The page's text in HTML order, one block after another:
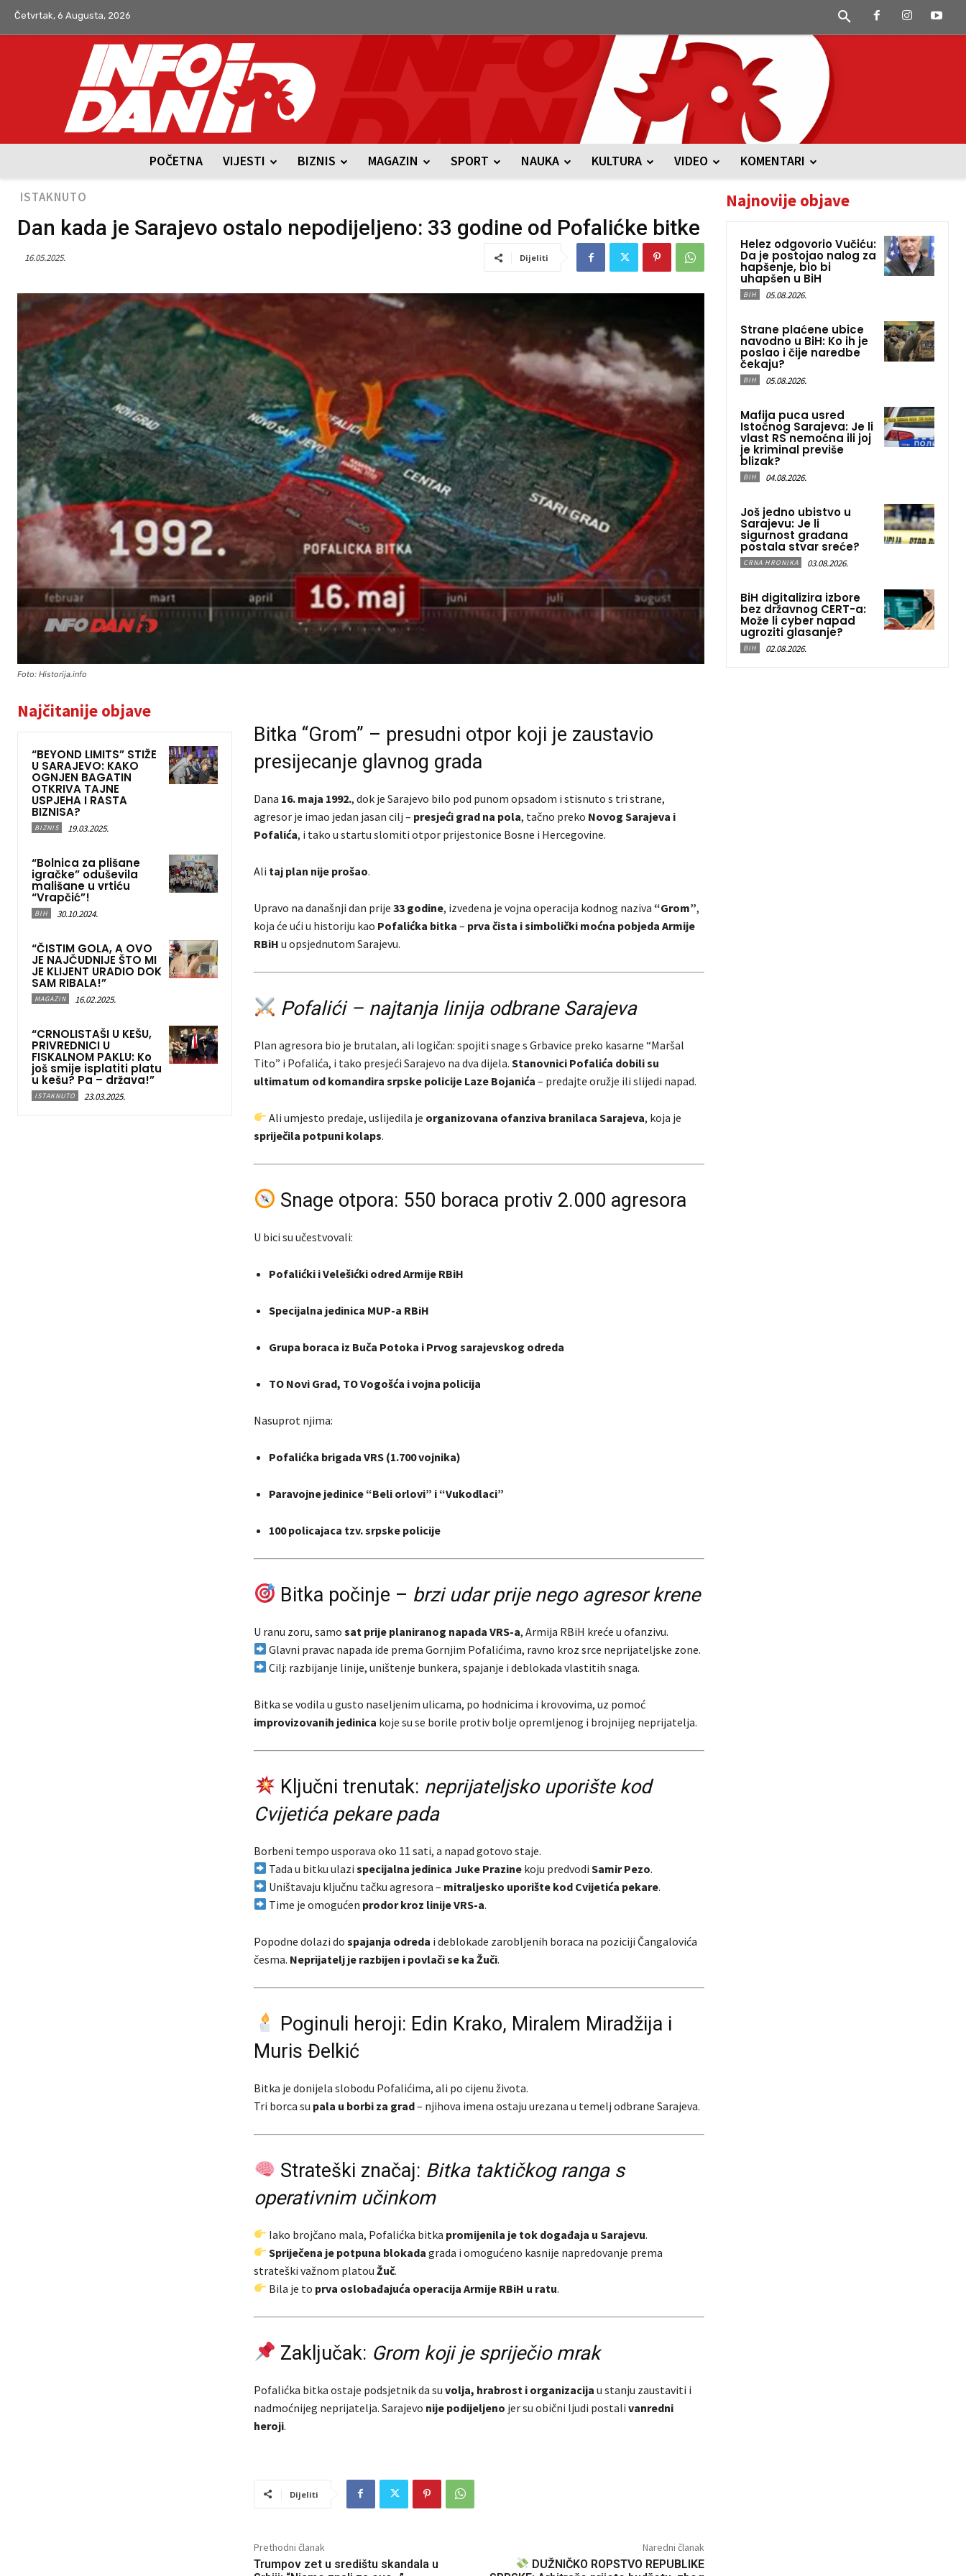
Četvrtak, 6 Augusta, 2026
POČETNA VIJESTI BIZNIS MAGAZIN SPORT NAUKA KULTURA VIDEO KOMENTARI
ISTAKNUTO
Dan kada je Sarajevo ostalo nepodijeljeno: 33 godine od Pofalićke bitke
16.05.2025. Dijeliti
Foto: Historija.info
Najčitanije objave
“BEYOND LIMITS” STIŽE
U SARAJEVO: KAKO
OGNJEN BAGATIN
OTKRIVA TAJNE
USPJEHA I RASTA
BIZNISA?
BIZNIS 19.03.2025.
“Bolnica za plišane
igračke” oduševila
mališane u vrtiću
“Vrapčić”!
BIH 30.10.2024.
“ČISTIM GOLA, A OVO
JE NAJČUDNIJE ŠTO MI
JE KLIJENT URADIO DOK
SAM RIBALA!”
MAGAZIN 16.02.2025.
“CRNOLISTAŠI U KEŠU,
PRIVREDNICI U
FISKALNOM PAKLU: Ko
još smije isplatiti platu
u kešu? Pa – država!”
ISTAKNUTO 23.03.2025.
Bitka “Grom” – presudni otpor koji je zaustavio
presijecanje glavnog grada
Dana 16. maja 1992., dok je Sarajevo bilo pod punom opsadom i stisnuto s tri strane,
agresor je imao jedan jasan cilj – presjeći grad na pola, tačno preko Novog Sarajeva i
Pofalića, i tako u startu slomiti otpor prijestonice Bosne i Hercegovine.
Ali taj plan nije prošao.
Upravo na današnji dan prije 33 godine, izvedena je vojna operacija kodnog naziva “Grom”,
koja će ući u historiju kao Pofalićka bitka – prva čista i simbolički moćna pobjeda Armije
RBiH u opsjednutom Sarajevu.
Pofalići – najtanja linija odbrane Sarajeva
Plan agresora bio je brutalan, ali logičan: spojiti snage s Grbavice preko kasarne “Maršal
Tito” i Pofalića, i tako presjeći Sarajevo na dva dijela. Stanovnici Pofalića dobili su
ultimatum od komandira srpske policije Laze Bojanića – predajte oružje ili slijedi napad.
Ali umjesto predaje, uslijedila je organizovana ofanziva branilaca Sarajeva, koja je
spriječila potpuni kolaps.
Snage otpora: 550 boraca protiv 2.000 agresora
U bici su učestvovali:
Pofalićki i Velešićki odred Armije RBiH
Specijalna jedinica MUP-a RBiH
Grupa boraca iz Buča Potoka i Prvog sarajevskog odreda
TO Novi Grad, TO Vogošća i vojna policija
Nasuprot njima:
Pofalićka brigada VRS (1.700 vojnika)
Paravojne jedinice “Beli orlovi” i “Vukodlaci”
100 policajaca tzv. srpske policije
Bitka počinje – brzi udar prije nego agresor krene
U ranu zoru, samo sat prije planiranog napada VRS-a, Armija RBiH kreće u ofanzivu.
Glavni pravac napada ide prema Gornjim Pofalićima, ravno kroz srce neprijateljske zone.
Cilj: razbijanje linije, uništenje bunkera, spajanje i deblokada vlastitih snaga.
Bitka se vodila u gusto naseljenim ulicama, po hodnicima i krovovima, uz pomoć
improvizovanih jedinica koje su se borile protiv bolje opremljenog i brojnijeg neprijatelja.
Ključni trenutak: neprijateljsko uporište kod
Cvijetića pekare pada
Borbeni tempo usporava oko 11 sati, a napad gotovo staje.
Tada u bitku ulazi specijalna jedinica Juke Prazinekoju predvodi Samir Pezo.
Uništavaju ključnu tačku agresora – mitraljesko uporište kod Cvijetića pekare.
Time je omogućen prodor kroz linije VRS-a.
Popodne dolazi do spajanja odreda i deblokade zarobljenih boraca na poziciji Čangalovića
česma. Neprijatelj je razbijen i povlači se ka Žuči.
Poginuli heroji: Edin Krako, Miralem Miradžija i
Muris Đelkić
Bitka je donijela slobodu Pofalićima, ali po cijenu života.
Tri borca su pala u borbi za grad– njihova imena ostaju urezana u temelj odbrane Sarajeva.
Strateški značaj: Bitka taktičkog ranga s
operativnim učinkom
Iako brojčano mala, Pofalićka bitka promijenila je tok događaja u Sarajevu.
Spriječena je potpuna blokada grada i omogućeno kasnije napredovanje prema
strateški važnom platou Žuč.
Bila je to prva oslobađajuća operacija Armije RBiH u ratu.
Zaključak: Grom koji je spriječio mrak
Pofalićka bitka ostaje podsjetnik da su volja, hrabrost i organizacija u stanju zaustaviti i
nadmoćnijeg neprijatelja. Sarajevo nije podijeljeno jer su obični ljudi postali vanredni
heroji.
Dijeliti
Prethodni članak
Trumpov zet u središtu skandala u
Naredni članak
DUŽNIČKO ROPSTVO REPUBLIKE
Najnovije objave
Helez odgovorio Vučiću:
Da je postojao nalog za
hapšenje, bio bi
uhapšen u BiH
BIH 05.08.2026.
Strane plaćene ubice
navodno u BiH: Ko ih je
poslao i čije naredbe
čekaju?
BIH 05.08.2026.
Mafija puca usred
Istočnog Sarajeva: Je li
vlast RS nemoćna ili joj
je kriminal previše
blizak?
BIH 04.08.2026.
Još jedno ubistvo u
Sarajevu: Je li
sigurnost građana
postala stvar sreće?
CRNA HRONIKA 03.08.2026.
BiH digitalizira izbore
bez državnog CERT-a:
Može li cyber napad
ugroziti glasanje?
BIH 02.08.2026.